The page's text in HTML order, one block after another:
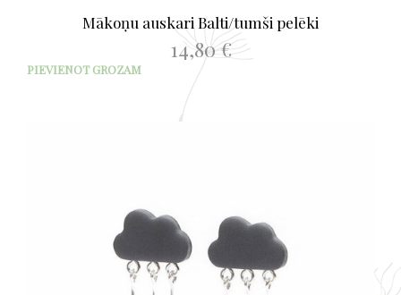
Mākoņu auskari Balti/tumši pelēki
14,80€
PIEVIENOT GROZAM